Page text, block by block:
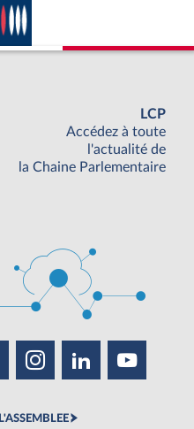
LCP
Accédez à toute
l'actualité de
la Chaine Parlementaire